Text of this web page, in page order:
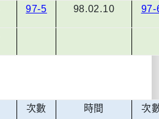
97-5 98.02.10 97-
次數 時間 次